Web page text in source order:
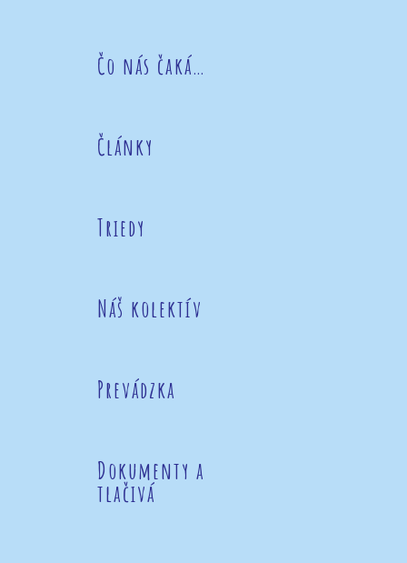
Čo nás čaká…
Články
Triedy
Náš kolektív
Prevádzka
Dokumenty a
tlačivá